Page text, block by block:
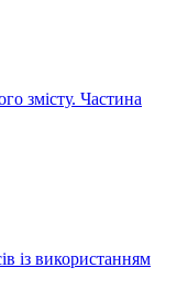
змісту. Частина
із використанням